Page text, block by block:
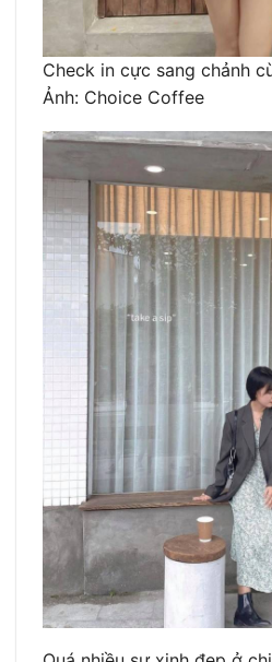
Check in cực sang chảnh
Ảnh: Choice Coffee